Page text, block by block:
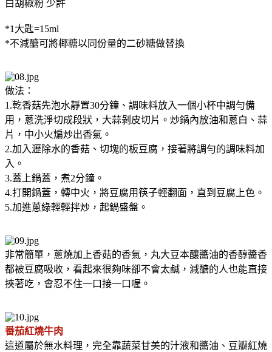
白胡椒粉 少許
*1大匙=15ml
*不減醣可將椰糖以同份量的二砂糖做替換
做法：
1.乾香菇先泡水靜置30分鐘、調味料放入一個小杯中調勻備
用，蔥洗淨切成段狀，大蒜剝皮切片。炒鍋內放油和蔥白、蒜
片，中小火煸炒出香氣。
2.加入瀝除水的香菇、切塊的板豆腐，接著將調勻的調味料加
入。
3.蓋上鍋蓋，煮2分鐘。
4.打開鍋蓋，轉中火，將豆腐用筷子輕翻面，直到豆腐上色。
5.加進蔥綠輕輕拌炒，起鍋盛盤。
非常簡單，蔥燒加上香菇的香氣， 丸大豆本釀醬油的香醇醬香
都被豆腐吸收，看起來很夠味卻不會太鹹，減醣的人也能直接
挾著吃，會忍不住一口接一口喔。
番茄紅燒牛肉
這道屬於無水料理，完全靠蔬菜甘美的汁液和醬油、豆瓣紅燒